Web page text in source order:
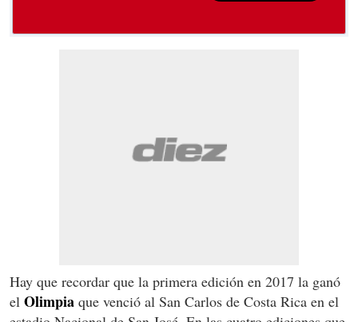
Hay que recordar que la primera edición en 2017 la ganó
el Olimpia que venció al San Carlos de Costa Rica en el